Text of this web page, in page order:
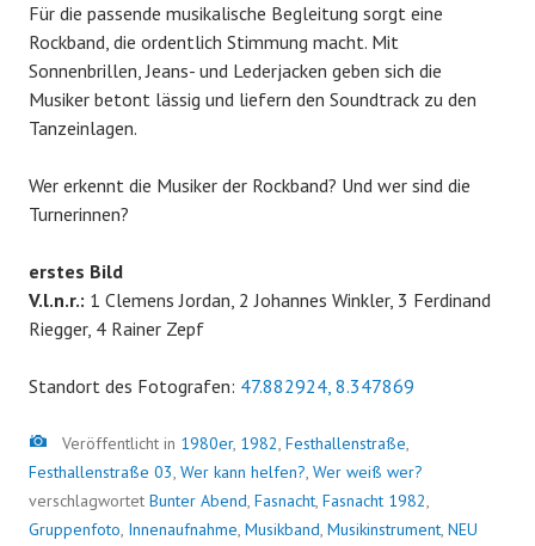
Für die passende musikalische Begleitung sorgt eine
Rockband, die ordentlich Stimmung macht. Mit
Sonnenbrillen, Jeans- und Lederjacken geben sich die
Musiker betont lässig und liefern den Soundtrack zu den
Tanzeinlagen.
Wer erkennt die Musiker der Rockband? Und wer sind die
Turnerinnen?
erstes Bild
V.l.n.r.: 1 Clemens Jordan, 2 Johannes Winkler, 3 Ferdinand
Riegger, 4 Rainer Zepf
Standort des Fotografen: 47.882924, 8.347869
Bild
Veröffentlicht in 1980er, 1982, Festhallenstraße,
Festhallenstraße 03, Wer kann helfen?, Wer weiß wer?
verschlagwortet Bunter Abend, Fasnacht, Fasnacht 1982,
Gruppenfoto, Innenaufnahme, Musikband, Musikinstrument, NEU